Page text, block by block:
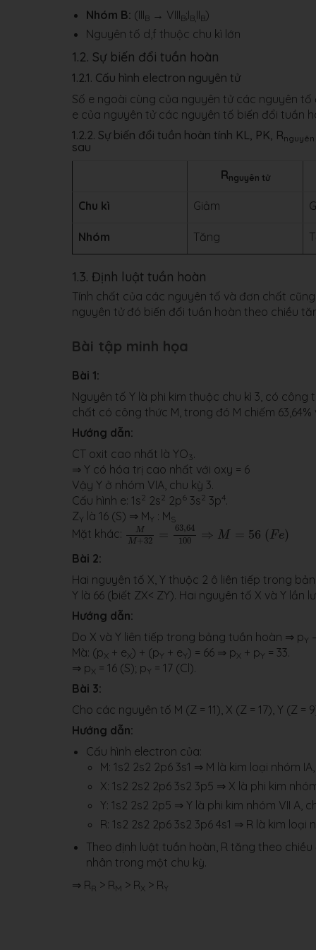
Nhóm B: (IIIB → VIIIB;IB, IIB)
Nguyên tố d,f thuộc chu kì lớn
1.2. Sự biến đổi tuần hoàn
1.2.1. Cấu hình electron nguyên tử
Số e ngoài cùng của nguyên tử các nguyên
e của nguyên tử các nguyên tố biến đổi tuần
1.2.2. Sự biến đổi tuần hoàn tính KL, PK, Rnguyên
sau
Rnguyên tử
Chu kì Giảm
Nhóm Tăng
1.3. Định luật tuần hoàn
Tính chất của các nguyên tố và đơn chất
nguyên tử đó biến đổi tuần hoàn theo chiều
Bài tập minh họa
Bài 1:
Nguyên tố Y là phi kim thuộc chu kì 3, có công
chất có công thức M, trong đó M chiếm 63,64%
Hướng dẫn:
CT oxit cao nhất là YO3.
⇒ Y có hóa trị cao nhất với oxy = 6
Vậy Y ở nhóm VIA, chu kỳ 3.
Cấu hình e: 1s2 2s2 2p6 3s2 3p4.
ZY là 16 (S) ⇒ MY : MS
Mặt khác:
M
M + 32 = 63, 64
100
⇒ M = 56 (F e)
M M + 32 =63 ,64
Bài 2:
Hai nguyên tố X, Y thuộc 2 ô liên tiếp trong
Y là 66 (biết ZX< ZY). Hai nguyên tố X và Y lần
Hướng dẫn:
Do X và Y liên tiếp trong bảng tuần hoàn ⇒ pY
Mà: (pX + eX) + (pY + eY) = 66 ⇒ pX + pY = 33.
⇒ pX = 16 (S); pY = 17 (Cl).
Bài 3:
Cho các nguyên tố M (Z = 11), X (Z = 17), Y (Z
Hướng dẫn:
Cấu hình electron của:
M: 1s2 2s2 2p6 3s1 ⇒ M là kim loại nhóm
X: 1s2 2s2 2p6 3s2 3p5 ⇒ X là phi kim
Y: 1s2 2s2 2p5 ⇒ Y là phi kim nhóm VII A,
R: 1s2 2s2 2p6 3s2 3p6 4s1 ⇒ R là kim loại
Theo định luật tuần hoàn, R tăng theo
nhân trong một chu kỳ.
⇒ RR > RM > RX > RY